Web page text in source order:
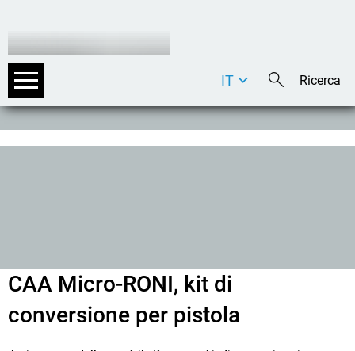
DE
IT
CAA Micro-RONI, kit di
conversione per pistola